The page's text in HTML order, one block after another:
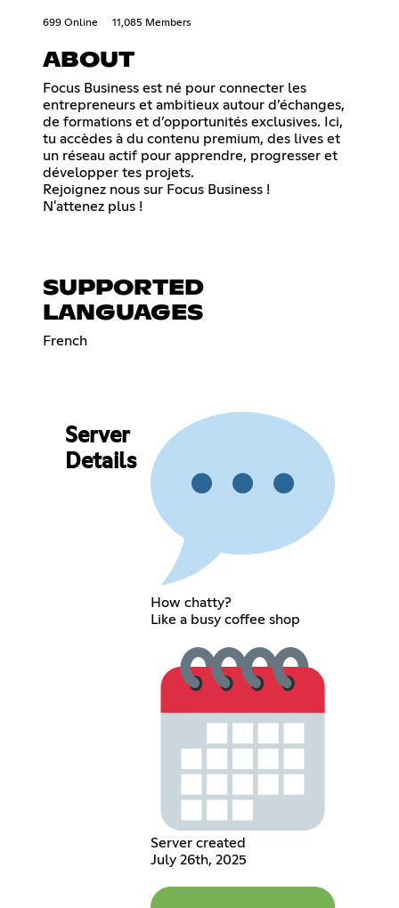
699 Online 11,085 Members
ABOUT
Focus Business est né pour connecter les
entrepreneurs et ambitieux autour d’échanges,
de formations et d’opportunités exclusives. Ici,
tu accèdes à du contenu premium, des lives et
un réseau actif pour apprendre, progresser et
développer tes projets.
Rejoignez nous sur Focus Business !
N'attenez plus !
SUPPORTED
LANGUAGES
French
Server
Details
How chatty?
Like a busy coffee shop
Server created
July 26th, 2025